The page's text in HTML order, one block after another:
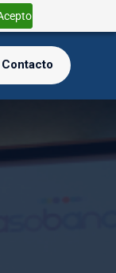
info@ide.edu.ec
Contacto